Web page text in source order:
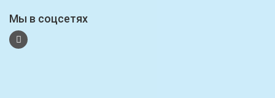
Мы в соцсетях